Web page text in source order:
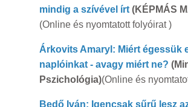
mindig a szívével írt (KÉPMÁS
(Online és nyomtatott folyóirat )
Árkovits Amaryl: Miért égessük
naplóinkat - avagy miért ne?
Pszichológia)(Online és
Bedő Iván: Igencsak sűrű lesz